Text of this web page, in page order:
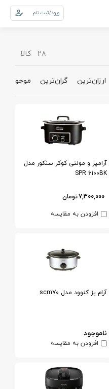
ورود/ثبت نام
سبد خرید
0
28 کالا
ارزان‌ترین گران‌ترین موجودی
آرامپز و مولتی کوکر سنکور مدل
SPR 6100BK
7,300,000تومان
افزودن به مقایسه
آرام پز كنوود مدل scm70
ناموجود
افزودن به مقایسه